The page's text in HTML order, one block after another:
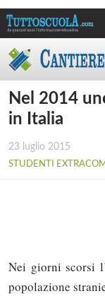
Nel 2014
in Italia
23 luglio 2015
STUDENTI
Nei giorni scorsi
popolazione